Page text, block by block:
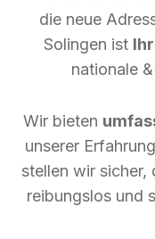
die neue
Solingen ist
nationale
Wir bieten
unserer
stellen wir sicher,
reibungslos und